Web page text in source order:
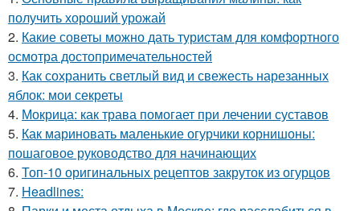
получить хороший урожай
2. Какие советы можно дать туристам для комфортного
осмотра достопримечательностей
3. Как сохранить светлый вид и свежесть нарезанных
яблок: мои секреты
4. Мокрица: как трава помогает при лечении суставов
5. Как мариновать маленькие огурчики корнишоны:
пошаговое руководство для начинающих
6. Топ-10 оригинальных рецептов закруток из огурцов
7. Headlines: